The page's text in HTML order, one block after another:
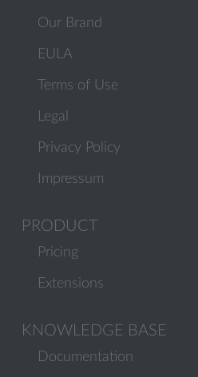
Our Brand
EULA
Terms of Use
Legal
Privacy Policy
Impressum
PRODUCT
Pricing
Extensions
KNOWLEDGE BASE
Documentation